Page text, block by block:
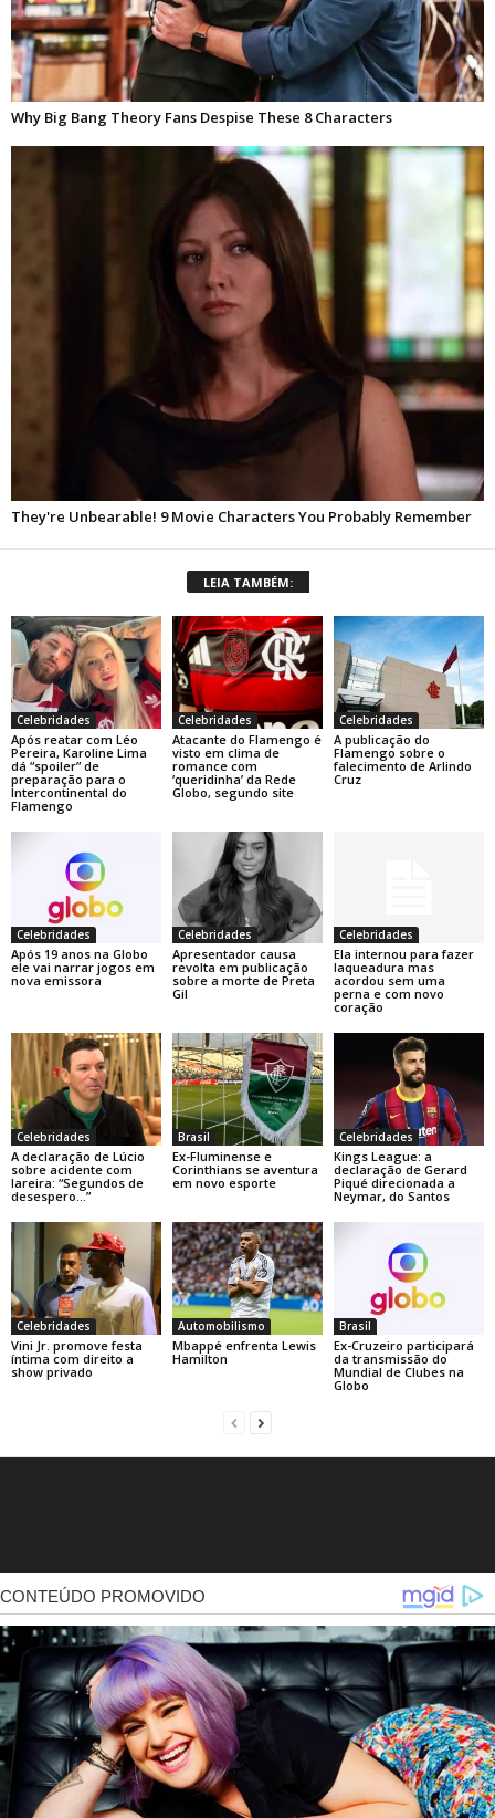
LEIA TAMBÉM:
Celebridades
Após reatar com Léo
Pereira, Karoline Lima
dá “spoiler” de
preparação para o
Intercontinental do
Flamengo
Celebridades
Atacante do Flamengo é
visto em clima de
romance com
‘queridinha’ da Rede
Globo, segundo site
Celebridades
A publicação do
Flamengo sobre o
falecimento de Arlindo
Cruz
Celebridades
Após 19 anos na Globo
ele vai narrar jogos em
nova emissora
Celebridades
Apresentador causa
revolta em publicação
sobre a morte de Preta
Gil
Celebridades
Ela internou para fazer
laqueadura mas
acordou sem uma
perna e com novo
coração
Celebridades
A declaração de Lúcio
sobre acidente com
lareira: “Segundos de
desespero…”
Brasil
Ex-Fluminense e
Corinthians se aventura
em novo esporte
Celebridades
Kings League: a
declaração de Gerard
Piqué direcionada a
Neymar, do Santos
Celebridades
Vini Jr. promove festa
íntima com direito a
show privado
Automobilismo
Mbappé enfrenta Lewis
Hamilton
Brasil
Ex-Cruzeiro participará
da transmissão do
Mundial de Clubes na
Globo